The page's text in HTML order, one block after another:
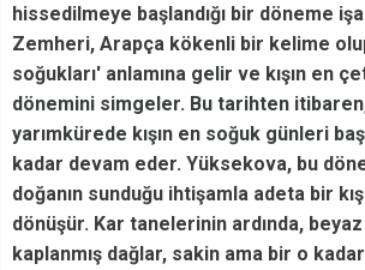
hissedilmeye başlandığı bir döneme
Zemheri, Arapça kökenli bir kelime
soğukları' anlamına gelir ve kışın en
dönemini simgeler. Bu tarihten
yarımkürede kışın en soğuk günleri
kadar devam eder. Yüksekova, bu
doğanın sunduğu ihtişamla adeta bir
dönüşür. Kar tanelerinin ardında,
kaplanmış dağlar, sakin ama bir o